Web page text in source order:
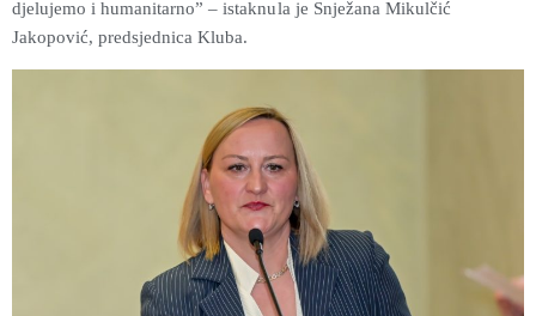
djelujemo i humanitarno” – istaknula je Snježana Mikulčić
Jakopović, predsjednica Kluba.